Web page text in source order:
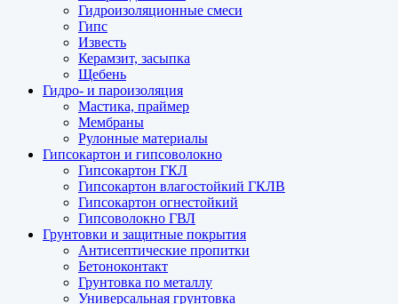
Гидроизоляционные смеси
Гипс
Известь
Керамзит, засыпка
Щебень
Гидро- и пароизоляция
Мастика, праймер
Мембраны
Рулонные материалы
Гипсокартон и гипсоволокно
Гипсокартон ГКЛ
Гипсокартон влагостойкий ГКЛВ
Гипсокартон огнестойкий
Гипсоволокно ГВЛ
Грунтовки и защитные покрытия
Антисептические пропитки
Бетоноконтакт
Грунтовка по металлу
Универсальная грунтовка